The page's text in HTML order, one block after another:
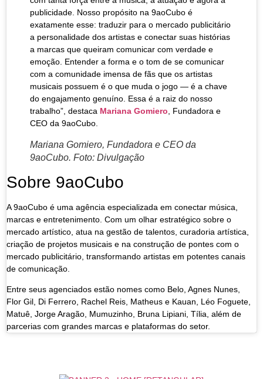
publicidade. Nosso propósito na 9aoCubo é
exatamente esse: traduzir para o mercado publicitário
a personalidade dos artistas e conectar suas histórias
a marcas que queiram comunicar com verdade e
emoção. Entender a forma e o tom de se comunicar
com a comunidade imensa de fãs que os artistas
musicais possuem é o que muda o jogo — é a chave
do engajamento genuíno. Essa é a raiz do nosso
trabalho”, destaca Mariana Gomiero, Fundadora e
CEO da 9aoCubo.
Mariana Gomiero, Fundadora e CEO da
9aoCubo. Foto: Divulgação
Sobre 9aoCubo
A 9aoCubo é uma agência especializada em conectar música,
marcas e entretenimento. Com um olhar estratégico sobre o
mercado artístico, atua na gestão de talentos, curadoria artística,
criação de projetos musicais e na construção de pontes com o
mercado publicitário, transformando artistas em potentes canais
de comunicação.
Entre seus agenciados estão nomes como Belo, Agnes Nunes,
Flor Gil, Di Ferrero, Rachel Reis, Matheus e Kauan, Léo Foguete,
Matuê, Jorge Aragão, Mumuzinho, Bruna Lipiani, Tília, além de
parcerias com grandes marcas e plataformas do setor.